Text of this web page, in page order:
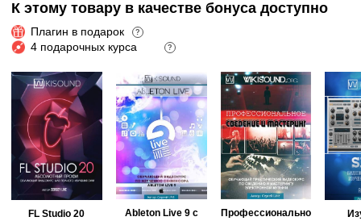
К этому товару в качестве бонуса доступно
Плагин в подарок ?
4 подарочных курса ?
FL Studio 20
Ableton Live 9 с
Профессионально